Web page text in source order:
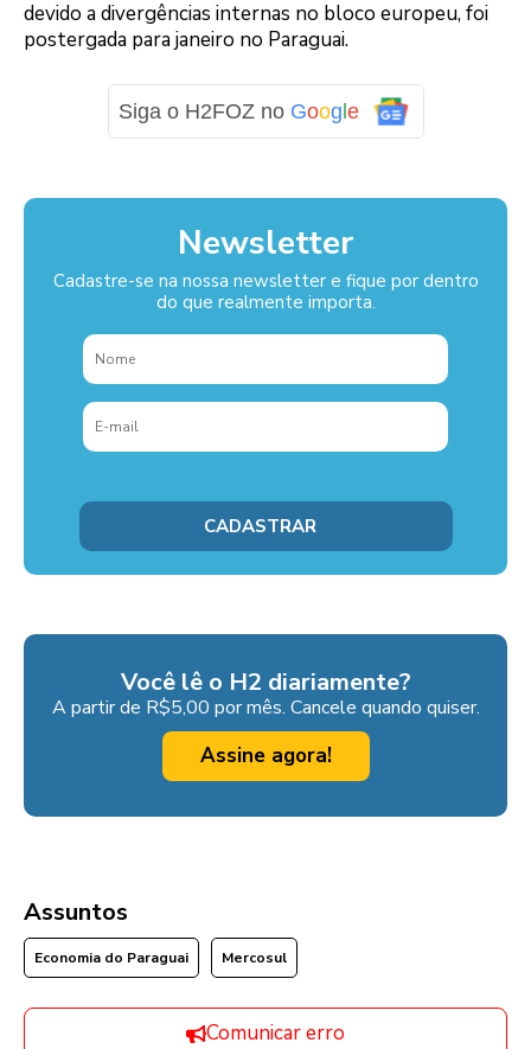
devido a divergências internas no bloco europeu, foi
postergada para janeiro no Paraguai.
Siga o H2FOZ no Google
Newsletter
Cadastre-se na nossa newsletter e fique por dentro
do que realmente importa.
Você lê o H2 diariamente?
A partir de R$5,00 por mês. Cancele quando quiser.
Assine agora!
Assuntos
Economia do Paraguai Mercosul
Comunicar erro